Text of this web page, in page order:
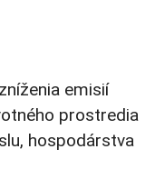
emisií
prostredia
hospodárstva